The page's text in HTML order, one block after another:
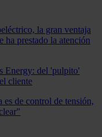
la gran ventaja
ha prestado la atención
Energy: del 'pulpito'
cliente
de control de tensión,